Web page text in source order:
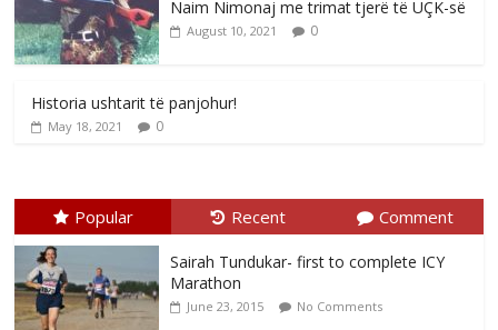
Naim Nimonaj me trimat tjerë të UÇK-së
August 10, 2021 0
Historia ushtarit të panjohur!
May 18, 2021 0
Popular Recent Comment
Sairah Tundukar- first to complete ICY
Marathon
June 23, 2015 No Comments